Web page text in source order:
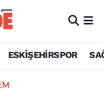
ESKİŞEHİRSPOR